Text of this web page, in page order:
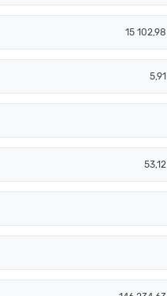
15 102,98
5,91
53,12